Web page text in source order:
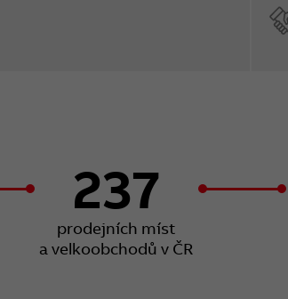
237
prodejních míst
a velkoobchodů v ČR